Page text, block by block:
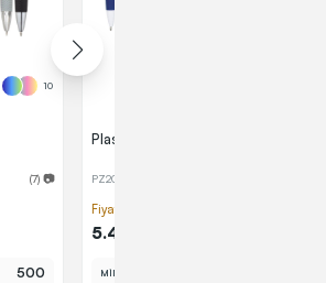
10
(7) 📷
500
Plastik Tükenmez Kalem
PZ20240
Fiyat Listesi Aralığı
5.43₺ - 6.21₺
MİN. SİPARİŞ ADEDİ